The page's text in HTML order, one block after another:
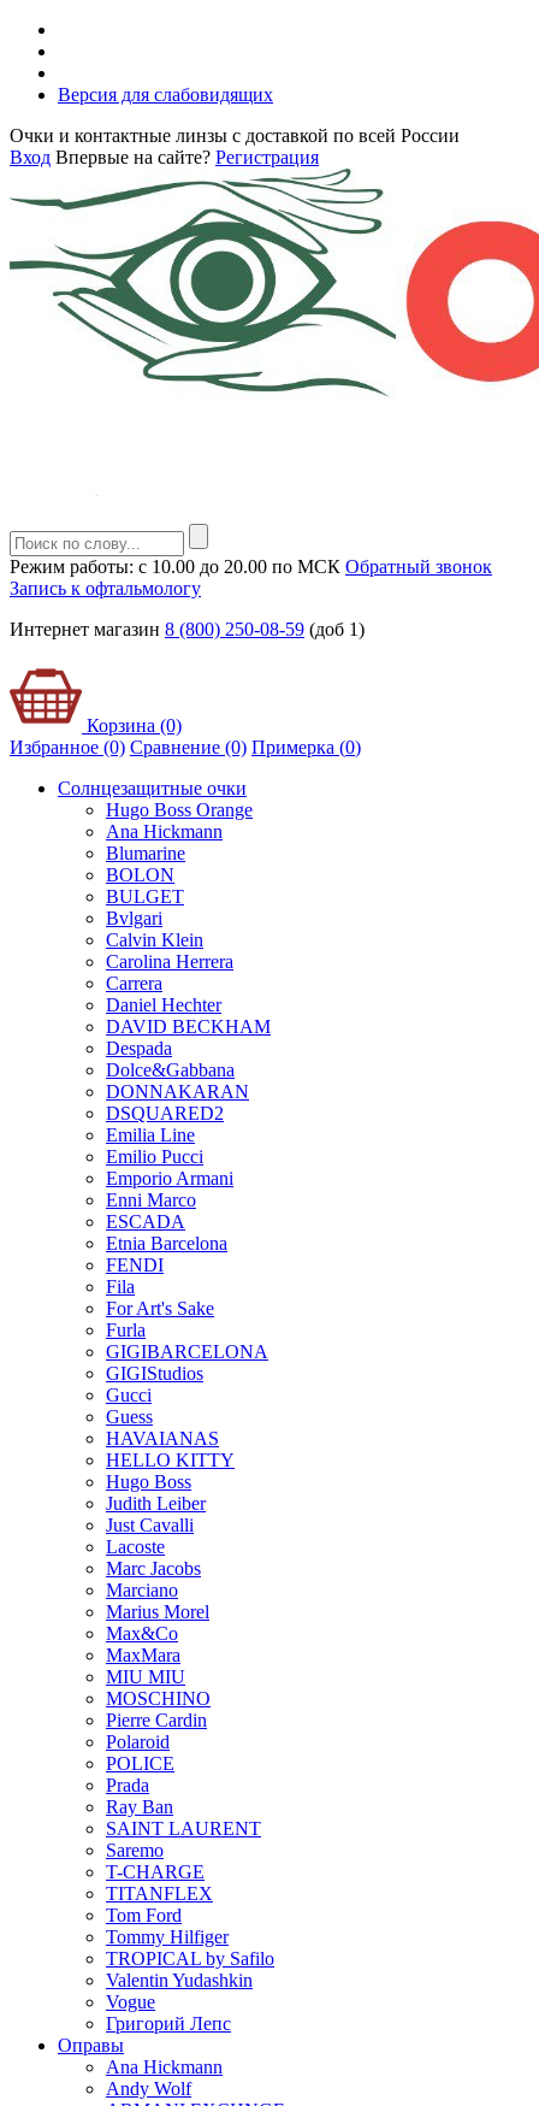
Версия для слабовидящих
Очки и контактные линзы с доставкой по всей России
Вход Впервые на сайте? Регистрация
Режим работы: с 10.00 до 20.00 по МСК Обратный звонок
Запись к офтальмологу
Интернет магазин 8 (800) 250-08-59 (доб 1)
Корзина (0)
Избранное (0) Сравнение (0) Примерка (0)
Солнцезащитные очки
Hugo Boss Orange
Ana Hickmann
Blumarine
BOLON
BULGET
Bvlgari
Calvin Klein
Carolina Herrera
Carrera
Daniel Hechter
DAVID BECKHAM
Despada
Dolce&Gabbana
DONNAKARAN
DSQUARED2
Emilia Line
Emilio Pucci
Emporio Armani
Enni Marco
ESCADA
Etnia Barcelona
FENDI
Fila
For Art's Sake
Furla
GIGIBARCELONA
GIGIStudios
Gucci
Guess
HAVAIANAS
HELLO KITTY
Hugo Boss
Judith Leiber
Just Cavalli
Lacoste
Marc Jacobs
Marciano
Marius Morel
Max&Co
MaxMara
MIU MIU
MOSCHINO
Pierre Cardin
Polaroid
POLICE
Prada
Ray Ban
SAINT LAURENT
Saremo
T-CHARGE
TITANFLEX
Tom Ford
Tommy Hilfiger
TROPICAL by Safilo
Valentin Yudashkin
Vogue
Григорий Лепс
Оправы
Ana Hickmann
Andy Wolf